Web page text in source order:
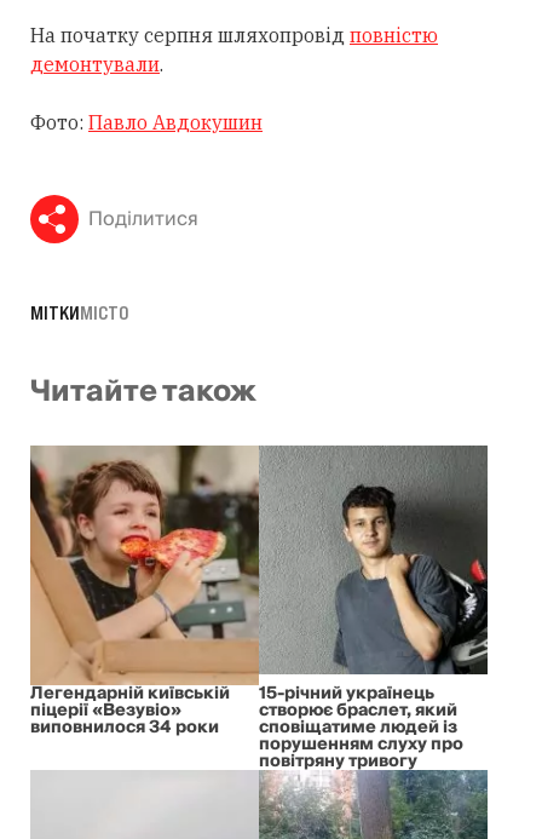
На початку серпня шляхопровід повністю
демонтували.
Фото: Павло Авдокушин
Поділитися
МІТКИМІСТО
Читайте також
Легендарній київській
піцерії «Везувіо»
виповнилося 34 роки
15-річний українець
створює браслет, який
сповіщатиме людей із
порушенням слуху про
повітряну тривогу